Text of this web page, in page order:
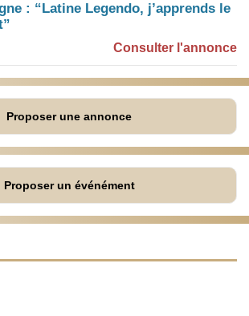
: “Latine Legendo, j’apprends le
Consulter l'annonce
Proposer une annonce
Proposer un événément